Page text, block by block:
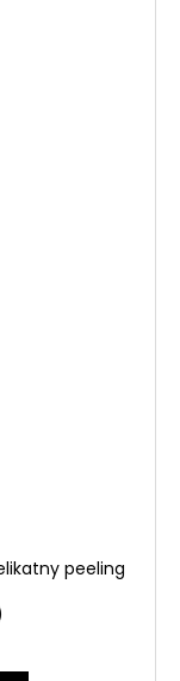
peeling